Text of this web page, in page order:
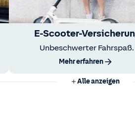
E-Scooter-
Unbeschwerter Fahrspaß.
Mehr erfahren
Alle anzeigen